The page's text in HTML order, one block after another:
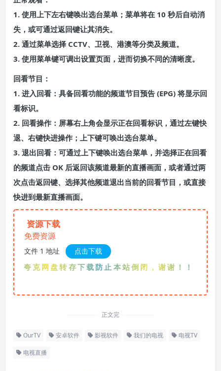
1. 使用上下左右键唤出选台菜单；菜单将在 10 秒后自动消
失，或可通过返回键让其消失。
2. 通过菜单选择 CCTV、卫视、港澳等分类及频道。
3. 使用菜单键可调出设置页面，进而切换不同的清晰度。
回看节目：
1. 进入回看：具备回看功能的频道节目预告 (EPG) 将显示回
看标识。
2. 回看操作：屏幕右上角会显示正在回看标识，通过左键快
退、右键快进操作；上下键可唤出选台菜单。
3. 退出回看：可通过上下键唤出选台菜单，并选择正在回看
的频道点击 OK 后返回该频道最新的直播画面，或者通过两
次点击返回键、选择其他频道退出当前的回看节目，或直接
快进到最新直播画面。
资源下载
免费资源
文件 1 地址 点击下载
夸克网盘转存下载防止本站倒闭，谢谢！！！
正文完
OurTV 安卓软件 影视软件 我们的电视 电视TV
电视直播